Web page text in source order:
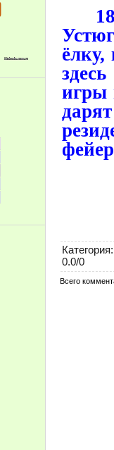
18
игры
Категория:
0.0/0
Всего